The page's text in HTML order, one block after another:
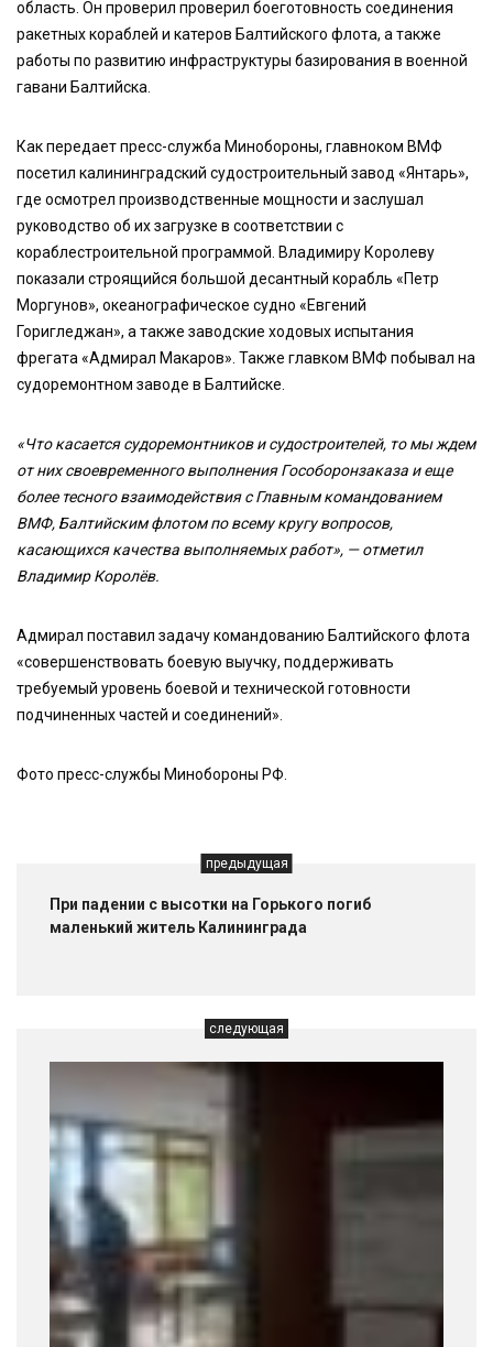
область. Он проверил проверил боеготовность соединения
ракетных кораблей и катеров Балтийского флота, а также
работы по развитию инфраструктуры базирования в военной
гавани Балтийска.
Как передает пресс-служба Минобороны, главноком ВМФ
посетил калининградский судостроительный завод «Янтарь»,
где осмотрел производственные мощности и заслушал
руководство об их загрузке в соответствии с
кораблестроительной программой. Владимиру Королеву
показали строящийся большой десантный корабль «Петр
Моргунов», океанографическое судно «Евгений
Горигледжан», а также заводские ходовых испытания
фрегата «Адмирал Макаров». Также главком ВМФ побывал на
судоремонтном заводе в Балтийске.
«Что касается судоремонтников и судостроителей, то мы ждем
от них своевременного выполнения Гособоронзаказа и еще
более тесного взаимодействия с Главным командованием
ВМФ, Балтийским флотом по всему кругу вопросов,
касающихся качества выполняемых работ», — отметил
Владимир Королёв.
Адмирал поставил задачу командованию Балтийского флота
«совершенствовать боевую выучку, поддерживать
требуемый уровень боевой и технической готовности
подчиненных частей и соединений».
Фото пресс-службы Минобороны РФ.
предыдущая
При падении с высотки на Горького погиб
маленький житель Калининграда
следующая